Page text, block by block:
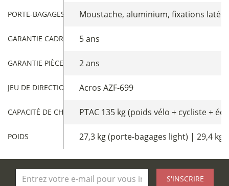
PORTE-BAGAGES ARRIÈREMoustache, aluminium, fixations
GARANTIE CADRE 5 ans
GARANTIE PIÈCES 2 ans
JEU DE DIRECTION Acros AZF-699
CAPACITÉ DE CHARGEPTAC 135 kg (poids vélo + cycliste +
POIDS 27,3 kg (porte-bagages light) | 29,4 kg
S'INSCRIRE